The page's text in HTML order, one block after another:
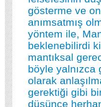
gösterme ve
anımsatmış
yöntem ile,
beklenebilirdi
mantıksal
böyle yalnızca
olarak
gerektiği gibi
düşünce